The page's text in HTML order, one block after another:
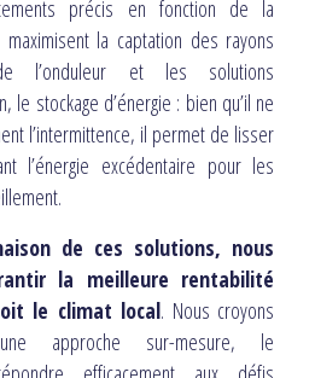
précis en fonction de la
maximisent la captation des rayons
l’onduleur et les solutions
le stockage d’énergie : bien qu’il ne
l’intermittence, il permet de lisser
l’énergie excédentaire pour les
de ces solutions, nous
la meilleure rentabilité
le climat local. Nous croyons
approche sur-mesure, le